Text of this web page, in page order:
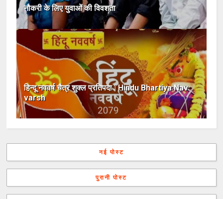
नौकरी के लिए युवाओं की विवशता
हिन्दू नववर्ष चैत्र शुक्ल प्रतिपदा | Hindu Bhartiya Nav
varsh
नई पोस्ट
पुरानी पोस्ट